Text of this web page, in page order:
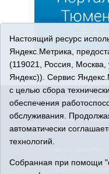
© 2026 Сетевое
© При
Адрес редакции:
Адрес
Настоящий ресурс
Яндекс.Метрика,
(119021, Россия,
Яндекс)). Сервис
с целью сбора
обеспечения
обслуживания.
автоматически
технологий.
Собранная при помощи